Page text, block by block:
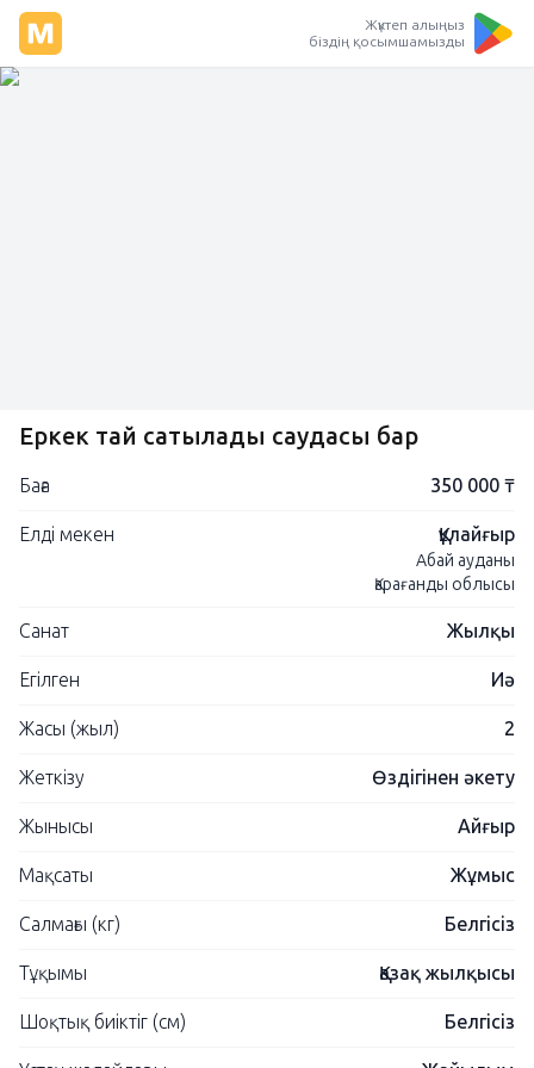
Жүктеп алыңыз
біздің қосымшамызды
Еркек тай сатылады саудасы бар
Баға 350 000 ₸
Елді мекен Құлайғыр
Абай ауданы
Қарағанды ​​облысы
Санат Жылқы
Егілген Иә
Жасы (жыл) 2
Жеткізу Өздігінен әкету
Жынысы Айғыр
Мақсаты Жұмыс
Салмағы (кг) Белгісіз
Тұқымы Қазақ жылқысы
Шоқтық биіктіг (см) Белгісіз